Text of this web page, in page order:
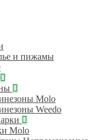
и пижамы
Molo
Weedo
Molo